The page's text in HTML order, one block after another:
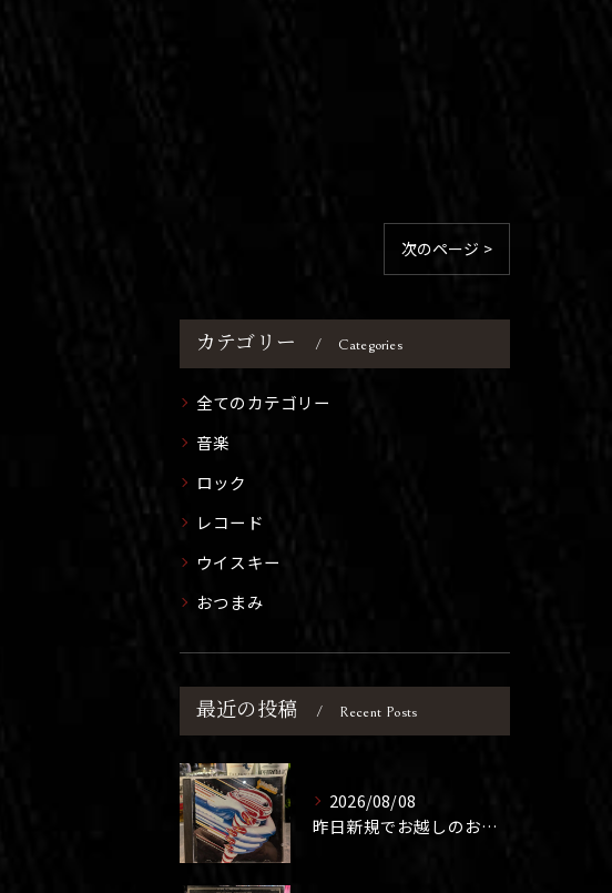
次のページ >
カテゴリー Categories
全てのカテゴリー
音楽
ロック
レコード
ウイスキー
おつまみ
最近の投稿 Recent Posts
2026/08/08
昨日新規でお越しのお客さま